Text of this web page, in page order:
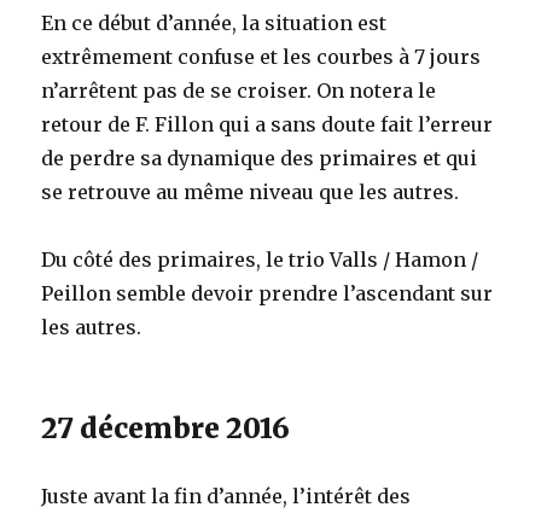
En ce début d’année, la situation est
extrêmement confuse et les courbes à 7 jours
n’arrêtent pas de se croiser. On notera le
retour de F. Fillon qui a sans doute fait l’erreur
de perdre sa dynamique des primaires et qui
se retrouve au même niveau que les autres.
Du côté des primaires, le trio Valls / Hamon /
Peillon semble devoir prendre l’ascendant sur
les autres.
27 décembre 2016
Juste avant la fin d’année, l’intérêt des